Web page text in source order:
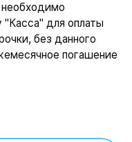
"Касса" для оплаты
без данного
погашение